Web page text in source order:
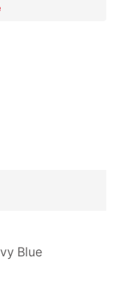
Blue